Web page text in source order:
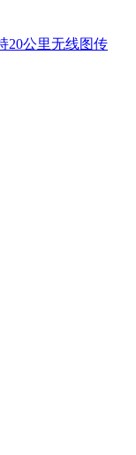
20公里无线图传